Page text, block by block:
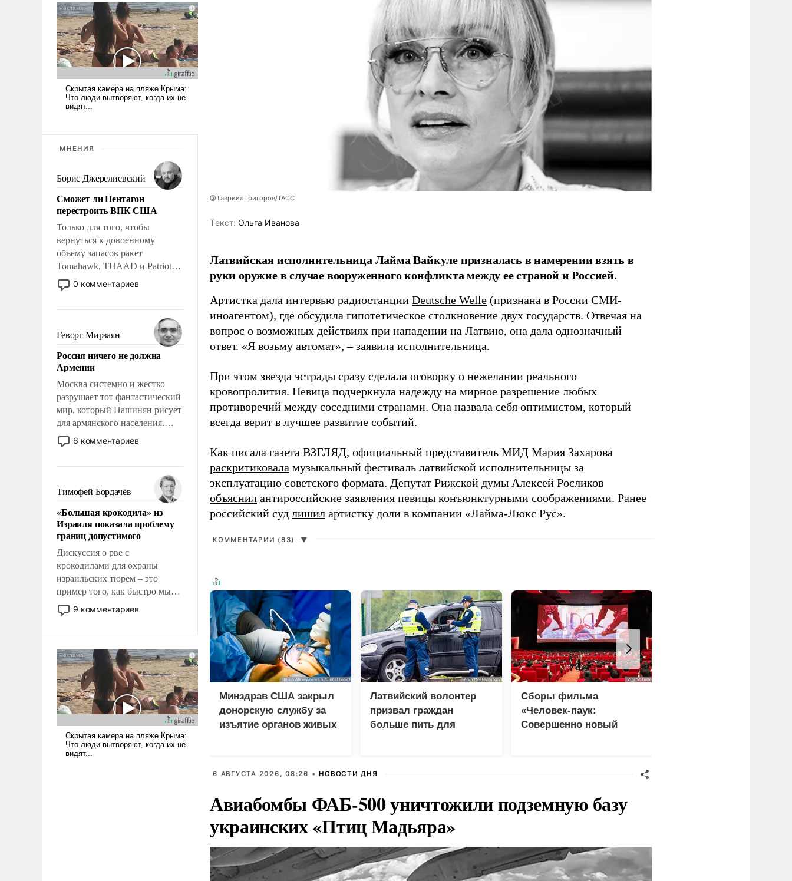
МНЕНИЯ
Борис Джерелиевский
Сможет ли Пентагон
перестроить ВПК США
Только для того, чтобы
вернуться к довоенному
объему запасов ракет
Tomahawk, THAAD и Patriot
США потребуется более трех
лет. Даже небольшая война с
Сложившаяся ситуация
означает многолетний период
уязвимости США, например,
перед Китаем.
0 комментариев
Геворг Мирзаян
Россия ничего не должна
Армении
Москва системно и жестко
разрушает тот фантастический
мир, который Пашинян рисует
для армянского населения.
Мир, где этому населению все
должны просто по
политические прожекты будут
беспрекословно оплачиваться
за счет российских
налогоплательщиков и где за
свои поступки не нужно
отвечать.
6 комментариев
Тимофей Бордачёв
«Большая крокодила» из
Израиля показала проблему
границ допустимого
Дискуссия о рве с
крокодилами для охраны
израильских тюрем – это
пример того, как быстро мы
двигаемся по пути
революционных изменений.
псевдонаучной фантастики,
стало всерьез обсуждаемой
идеей.
9 комментариев
@ Гавриил Григоров/ТАСС
Tекст: Ольга Иванова
Латвийская исполнительница Лайма Вайкуле призналась в намерении взять в
руки оружие в случае вооруженного конфликта между ее страной и Россией.
Артистка дала интервью радиостанции Deutsche Welle (признана в России СМИ-
иноагентом), где обсудила гипотетическое столкновение двух государств. Отвечая на
вопрос о возможных действиях при нападении на Латвию, она дала однозначный
ответ. «Я возьму автомат», – заявила исполнительница.
При этом звезда эстрады сразу сделала оговорку о нежелании реального
кровопролития. Певица подчеркнула надежду на мирное разрешение любых
противоречий между соседними странами. Она назвала себя оптимистом, который
всегда верит в лучшее развитие событий.
Как писала газета ВЗГЛЯД, официальный представитель МИД Мария Захарова
раскритиковала музыкальный фестиваль латвийской исполнительницы за
эксплуатацию советского формата. Депутат Рижской думы Алексей Росликов
объяснил антироссийские заявления певицы конъюнктурными соображениями. Ранее
российский суд лишил артистку доли в компании «Лайма-Люкс Рус».
КОММЕНТАРИИ (83) ▼
Минздрав США закрыл
донорскую службу за
изъятие органов живых
Латвийский волонтер
призвал граждан
больше пить для
Сборы фильма
«Человек-паук:
Совершенно новый
6 АВГУСТА 2026, 08:26 • НОВОСТИ ДНЯ
Авиабомбы ФАБ-500 уничтожили подземную базу
украинских «Птиц Мадьяра»